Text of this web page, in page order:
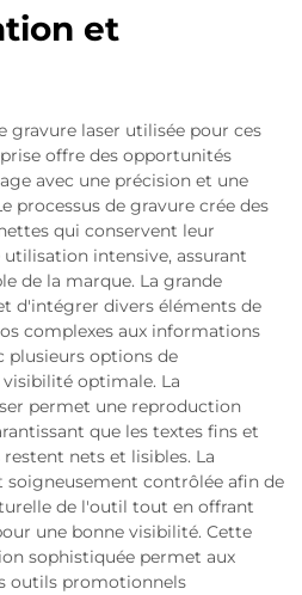
et
gravure laser utilisée pour ces
offre des opportunités
avec une précision et une
processus de gravure crée des
qui conservent leur
intensive, assurant
de la marque. La grande
d'intégrer divers éléments de
complexes aux informations
plusieurs options de
optimale. La
permet une reproduction
que les textes fins et
nets et lisibles. La
soigneusement contrôlée afin de
de l'outil tout en offrant
une bonne visibilité. Cette
sophistiquée permet aux
outils promotionnels